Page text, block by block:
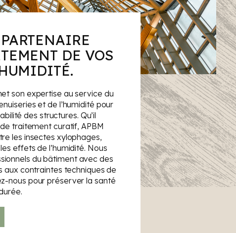
DE VOS
son expertise au service du
et de l’humidité pour
des structures. Qu’il
traitement curatif, APBM
les insectes xylophages,
effets de l’humidité. Nous
du bâtiment avec des
aux contraintes techniques de
nous pour préserver la santé